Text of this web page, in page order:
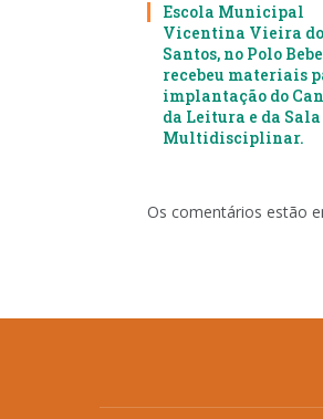
Escola Municipal
Vicentina Vieira
Santos, no Polo
recebeu materiais
implantação do
da Leitura e da Sala
Multidisciplinar.
Os comentários estão